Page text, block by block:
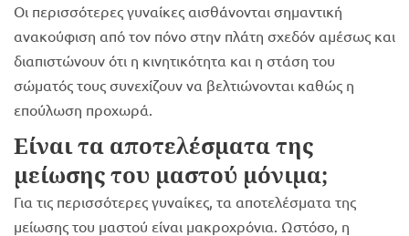
Οι περισσότερες γυναίκες αισθάνονται σημαντική
ανακούφιση από τον πόνο στην πλάτη σχεδόν αμέσως και
διαπιστώνουν ότι η κινητικότητα και η στάση του
σώματός τους συνεχίζουν να βελτιώνονται καθώς η
επούλωση προχωρά.
Είναι τα αποτελέσματα της
μείωσης του μαστού μόνιμα;
Για τις περισσότερες γυναίκες, τα αποτελέσματα της
μείωσης του μαστού είναι μακροχρόνια. Ωστόσο, η